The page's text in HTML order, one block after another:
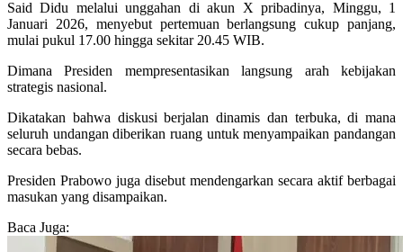
Said Didu melalui unggahan di akun X pribadinya, Minggu, 1
Januari 2026, menyebut pertemuan berlangsung cukup panjang,
mulai pukul 17.00 hingga sekitar 20.45 WIB.
Dimana Presiden mempresentasikan langsung arah kebijakan
strategis nasional.
Dikatakan bahwa diskusi berjalan dinamis dan terbuka, di mana
seluruh undangan diberikan ruang untuk menyampaikan pandangan
secara bebas.
Presiden Prabowo juga disebut mendengarkan secara aktif berbagai
masukan yang disampaikan.
Baca Juga: